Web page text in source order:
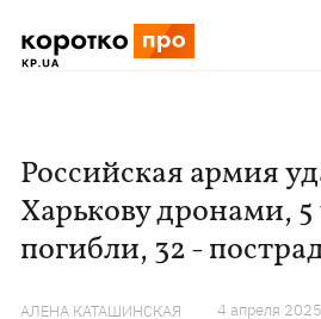
Российская армия
Харькову дронами, 5
погибли, 32 -
АЛЕНА КАТАШИНСКАЯ 4 апреля